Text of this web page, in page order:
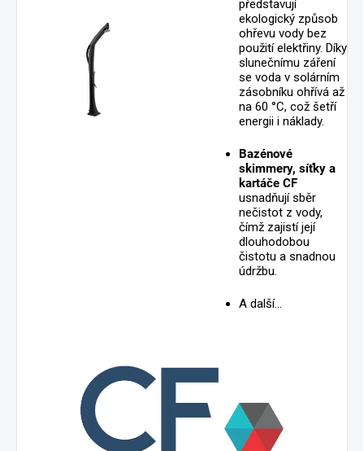
představují
ekologický způsob
ohřevu vody bez
použití elektřiny. Díky
slunečnímu záření
se voda v solárním
zásobníku ohřívá až
na 60 °C, což šetří
energii i náklady.
Bazénové
skimmery, síťky a
kartáče CF
usnadňují sběr
nečistot z vody,
čímž zajistí její
dlouhodobou
čistotu a snadnou
údržbu.
A další…